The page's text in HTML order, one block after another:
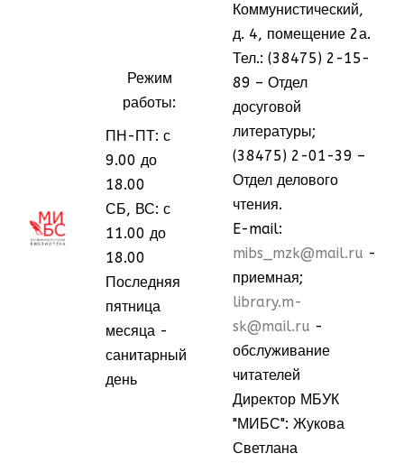
Режим
работы:
ПН-ПТ: с
9.00 до
18.00
СБ, ВС: с
11.00 до
18.00
Последняя
пятница
месяца -
санитарный
день
Коммунистический,
д. 4, помещение 2а.
Тел.: (38475) 2-15-
89 – Отдел
досуговой
литературы;
(38475) 2-01-39 –
Отдел делового
чтения.
E-mail:
mibs_mzk@mail.ru -
приемная;
library.m-
sk@mail.ru -
обслуживание
читателей
Директор МБУК
"МИБС": Жукова
Светлана